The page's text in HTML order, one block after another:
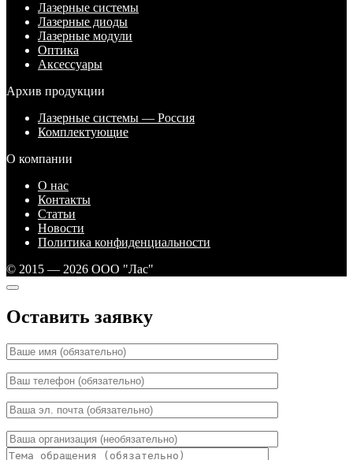
Лазерные системы
Лазерные диоды
Лазерные модули
Оптика
Аксессуары
Архив продукции
Лазерные системы — Россия
Комплектующие
О компании
О нас
Контакты
Статьи
Новости
Политика конфиденциальности
© 2015 — 2026 ООО "Лас"
Оставить заявку